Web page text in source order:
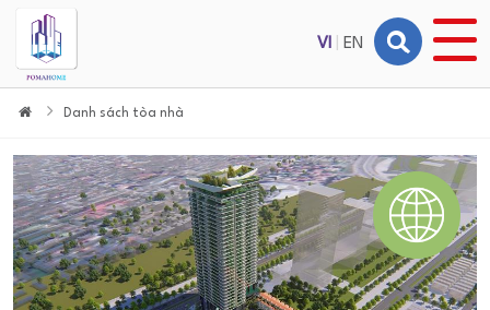
VI| EN
Danh sách tòa nhà